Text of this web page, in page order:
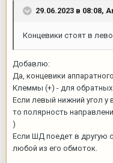
29.06.2023 в 08:08,
Концевики стоят в
Добавлю:
Да, концевики
Клеммы (+) - для
Если левый нижний угол у
то полярность
)
Если ШД поедет в другую
любой из его обмоток.